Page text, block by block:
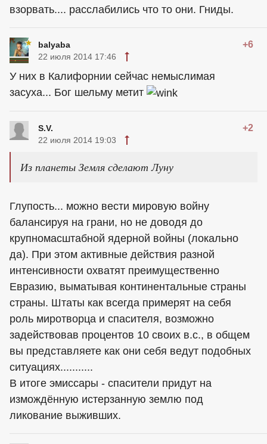
взорвать.... расслабились что то они. Гниды.
balyaba +6
22 июля 2014 17:46
У них в Калифорнии сейчас немыслимая
засуха... Бог шельму метит
S.V. +2
22 июля 2014 19:03
Из планеты Земля сделают Луну
Глупость... можно вести мировую войну
балансируя на грани, но не доводя до
крупномасштабной ядерной войны (локально
да). При этом активные действия разной
интенсивности охватят преимущественно
Евразию, выматывая континентальные страны
страны. Штаты как всегда примерят на себя
роль миротворца и спасителя, возможно
задействовав процентов 10 своих в.с., в общем
вы представляете как они себя ведут подобных
ситуациях...........
В итоге эмиссары - спасители придут на
измождённую истерзанную землю под
ликование выживших.